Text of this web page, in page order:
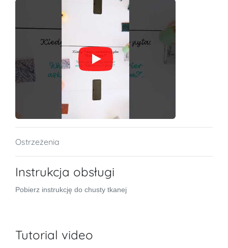
Ostrzeżenia
Instrukcja obsługi
Pobierz instrukcję do chusty tkanej
Tutorial video